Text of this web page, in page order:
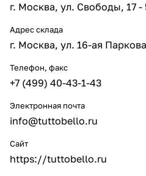
г. Москва, ул. Свободы, 17 -
Адрес склада
г. Москва, ул. 16-ая
Телефон, факс
+7 (499) 40-43-1-43
Электронная почта
info@tuttobello.ru
Сайт
https://tuttobello.ru